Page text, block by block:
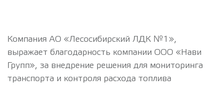
Компания АО «Лесосибирский ЛДК №1»,
выражает благодарность компании ООО «Нави
Групп», за внедрение решения для мониторинга
транспорта и контроля расхода топлива